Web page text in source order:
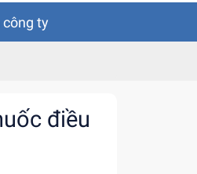
công ty
điều